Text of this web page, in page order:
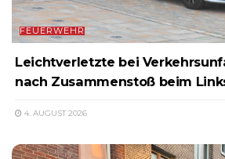
FEUERWEHR
Leichtverletzte bei
nach Zusammenstoß beim
4. AUGUST 2026